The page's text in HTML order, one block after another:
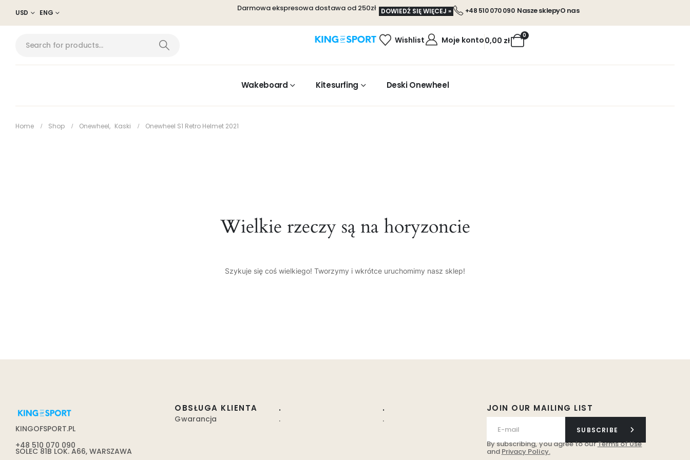
USD ENG Darmowa ekspresowa dostawa od 250zł DOWIEDŹ SIĘ WIĘCEJ » +48 510 070 090 Nasze sklepyO nas
Wishlist Moje konto 0
0,00 zł
Wakeboard Kitesurfing Deski Onewheel
Home Shop Onewheel, Kaski Onewheel S1 Retro Helmet 2021
Wielkie rzeczy są na horyzoncie
Szykuje się coś wielkiego! Tworzymy i wkrótce uruchomimy nasz sklep!
KINGOFSPORT.PL
+48 510 070 090
SOLEC 81B LOK. A66, WARSZAWA
JOIN OUR MAILING LIST
SUBSCRIBE
By subscribing, you agree to ourTerms of Use
and Privacy Policy.
OBSŁUGA KLIENTA
Gwarancja
.
.
.
.